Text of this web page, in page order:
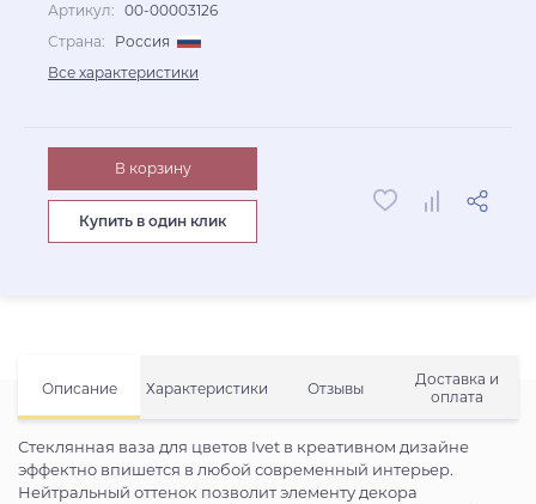
Описание Характеристики Отзывы
Доставка и
оплата
Стеклянная ваза для цветов Ivet в креативном дизайне
эффектно впишется в любой современный интерьер.
Нейтральный оттенок позволит элементу декора
Артикул: 00-00003126
Страна:
Россия
Все характеристики
В корзину
Купить в один клик